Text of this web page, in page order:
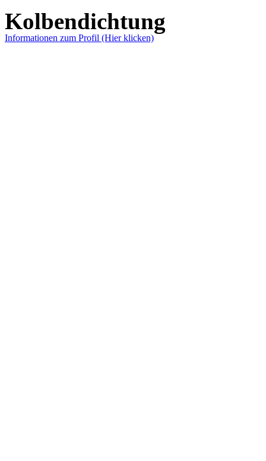
Kolbendichtung
Informationen zum Profil (Hier klicken)